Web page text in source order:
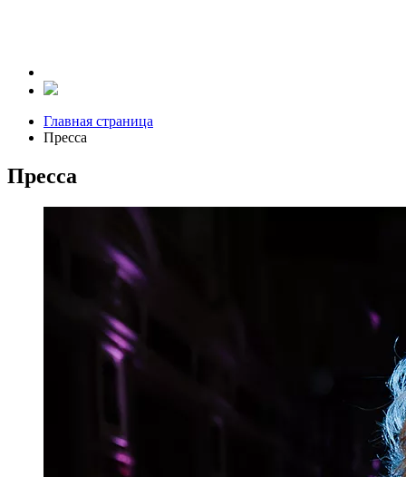
Главная страница
Пресса
Пресса